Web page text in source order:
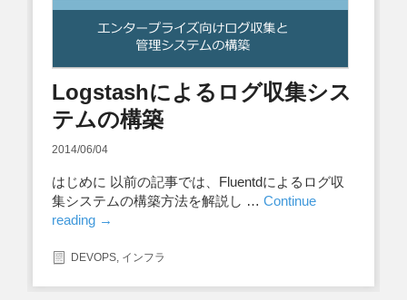
Logstashによるログ収集シス
テムの構築
2014/06/04
はじめに 以前の記事では、Fluentdによるログ収
集システムの構築方法を解説し … Continue
reading →
DEVOPS, インフラ